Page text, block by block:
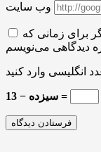
وب سایت
برای زمانی که
سیزده − 13 =